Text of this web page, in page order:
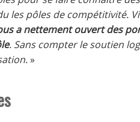
les pôles de compétitivité.
a nettement ouvert des
. Sans compter le soutien
»